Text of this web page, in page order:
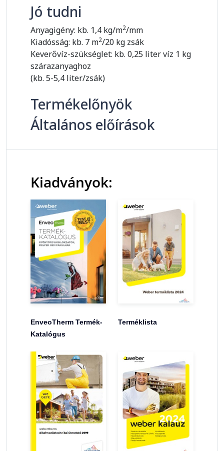
Jó tudni
Anyagigény: kb. 1,4 kg/m2/mm
Kiadósság: kb. 7 m2/20 kg zsák
Keverővíz-szükséglet: kb. 0,25 liter víz 1 kg
szárazanyaghoz
(kb. 5-5,4 liter/zsák)
Termékelőnyök
Általános előírások
Kiadványok:
EnveoTherm Termék-
Katalógus
Terméklista